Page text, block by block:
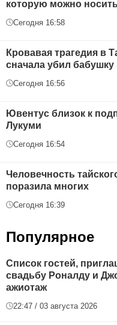
которую можно
Сегодня 16:58
Кровавая трагедия в
сначала убил
Сегодня 16:56
Ювентус близок к
Лукуми
Сегодня 16:54
Человечность
поразила многих
Сегодня 16:39
Популярное
Список гостей,
свадьбу Роналду и
ажиотаж
22:47 / 03 августа 2026